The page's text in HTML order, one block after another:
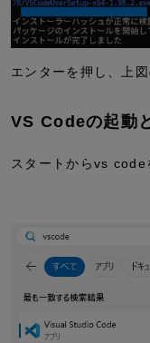
エンターを押し、上
VS Codeの起動
スタートからvs code